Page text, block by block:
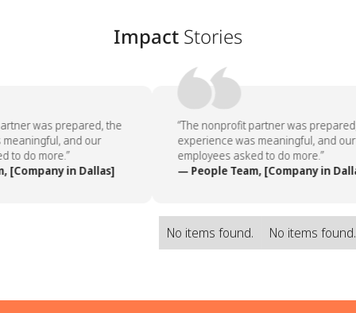
Impact Stories
was prepared, the
and our
to do more.”
[Company in Dallas]
“The nonprofit partner was prepared,
experience was meaningful, and our
employees asked to do more.”
— People Team, [Company in
No items found. No items